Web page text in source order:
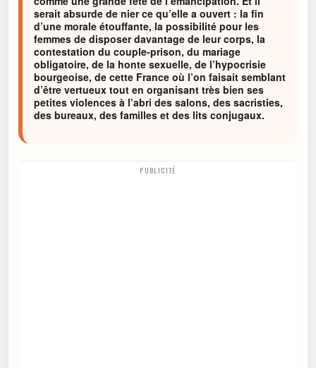
serait absurde de nier ce qu’elle a ouvert : la fin
d’une morale étouffante, la possibilité pour les
femmes de disposer davantage de leur corps, la
contestation du couple-prison, du mariage
obligatoire, de la honte sexuelle, de l’hypocrisie
bourgeoise, de cette France où l’on faisait semblant
d’être vertueux tout en organisant très bien ses
petites violences à l’abri des salons, des sacristies,
des bureaux, des familles et des lits conjugaux.
PUBLICITÉ